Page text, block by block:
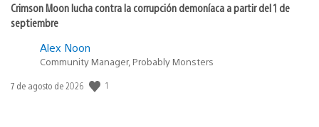
Crimson Moon lucha contra la corrupción demoníaca a partir del 1 de
septiembre
Alex Noon
Community Manager, Probably Monsters
Fecha
7 de agosto de 2026 1